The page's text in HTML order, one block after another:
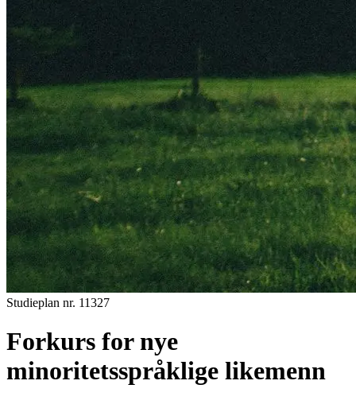
Studieplan nr. 11327
Forkurs for nye
minoritetsspråklige likemenn